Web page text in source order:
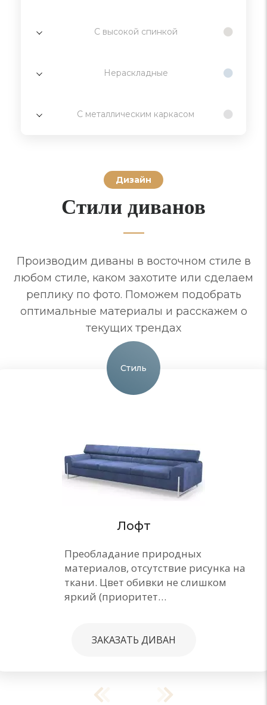
С высокой спинкой
Нераскладные
С металлическим каркасом
Дизайн
Стили диванов
Производим диваны в восточном стиле в
любом стиле, каком захотите или сделаем
реплику по фото. Поможем подобрать
оптимальные материалы и расскажем о
текущих трендах
Стиль
Лофт
Преобладание природных
материалов, отсутствие рисунка на
ткани. Цвет обивки не слишком
яркий (приоритет…
ЗАКАЗАТЬ ДИВАН